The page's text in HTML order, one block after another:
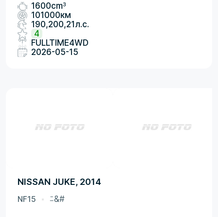
1600cm3
101000км
190,200,21л.с.
4
FULLTIME4WD
2026-05-15
NISSAN JUKE, 2014
NF15 ﾆ&#